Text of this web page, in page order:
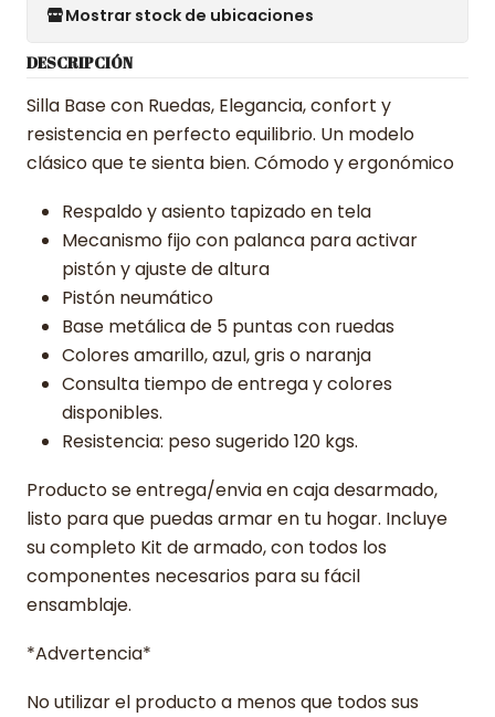
Mostrar stock de ubicaciones
DESCRIPCIÓN
Silla Base con Ruedas, Elegancia, confort y
resistencia en perfecto equilibrio. Un modelo
clásico que te sienta bien. Cómodo y ergonómico
Respaldo y asiento tapizado en tela
Mecanismo fijo con palanca para activar
pistón y ajuste de altura
Pistón neumático
Base metálica de 5 puntas con ruedas
Colores amarillo, azul, gris o naranja
Consulta tiempo de entrega y colores
disponibles.
Resistencia: peso sugerido 120 kgs.
Producto se entrega/envia en caja desarmado,
listo para que puedas armar en tu hogar. Incluye
su completo Kit de armado, con todos los
componentes necesarios para su fácil
ensamblaje.
*Advertencia*
No utilizar el producto a menos que todos sus